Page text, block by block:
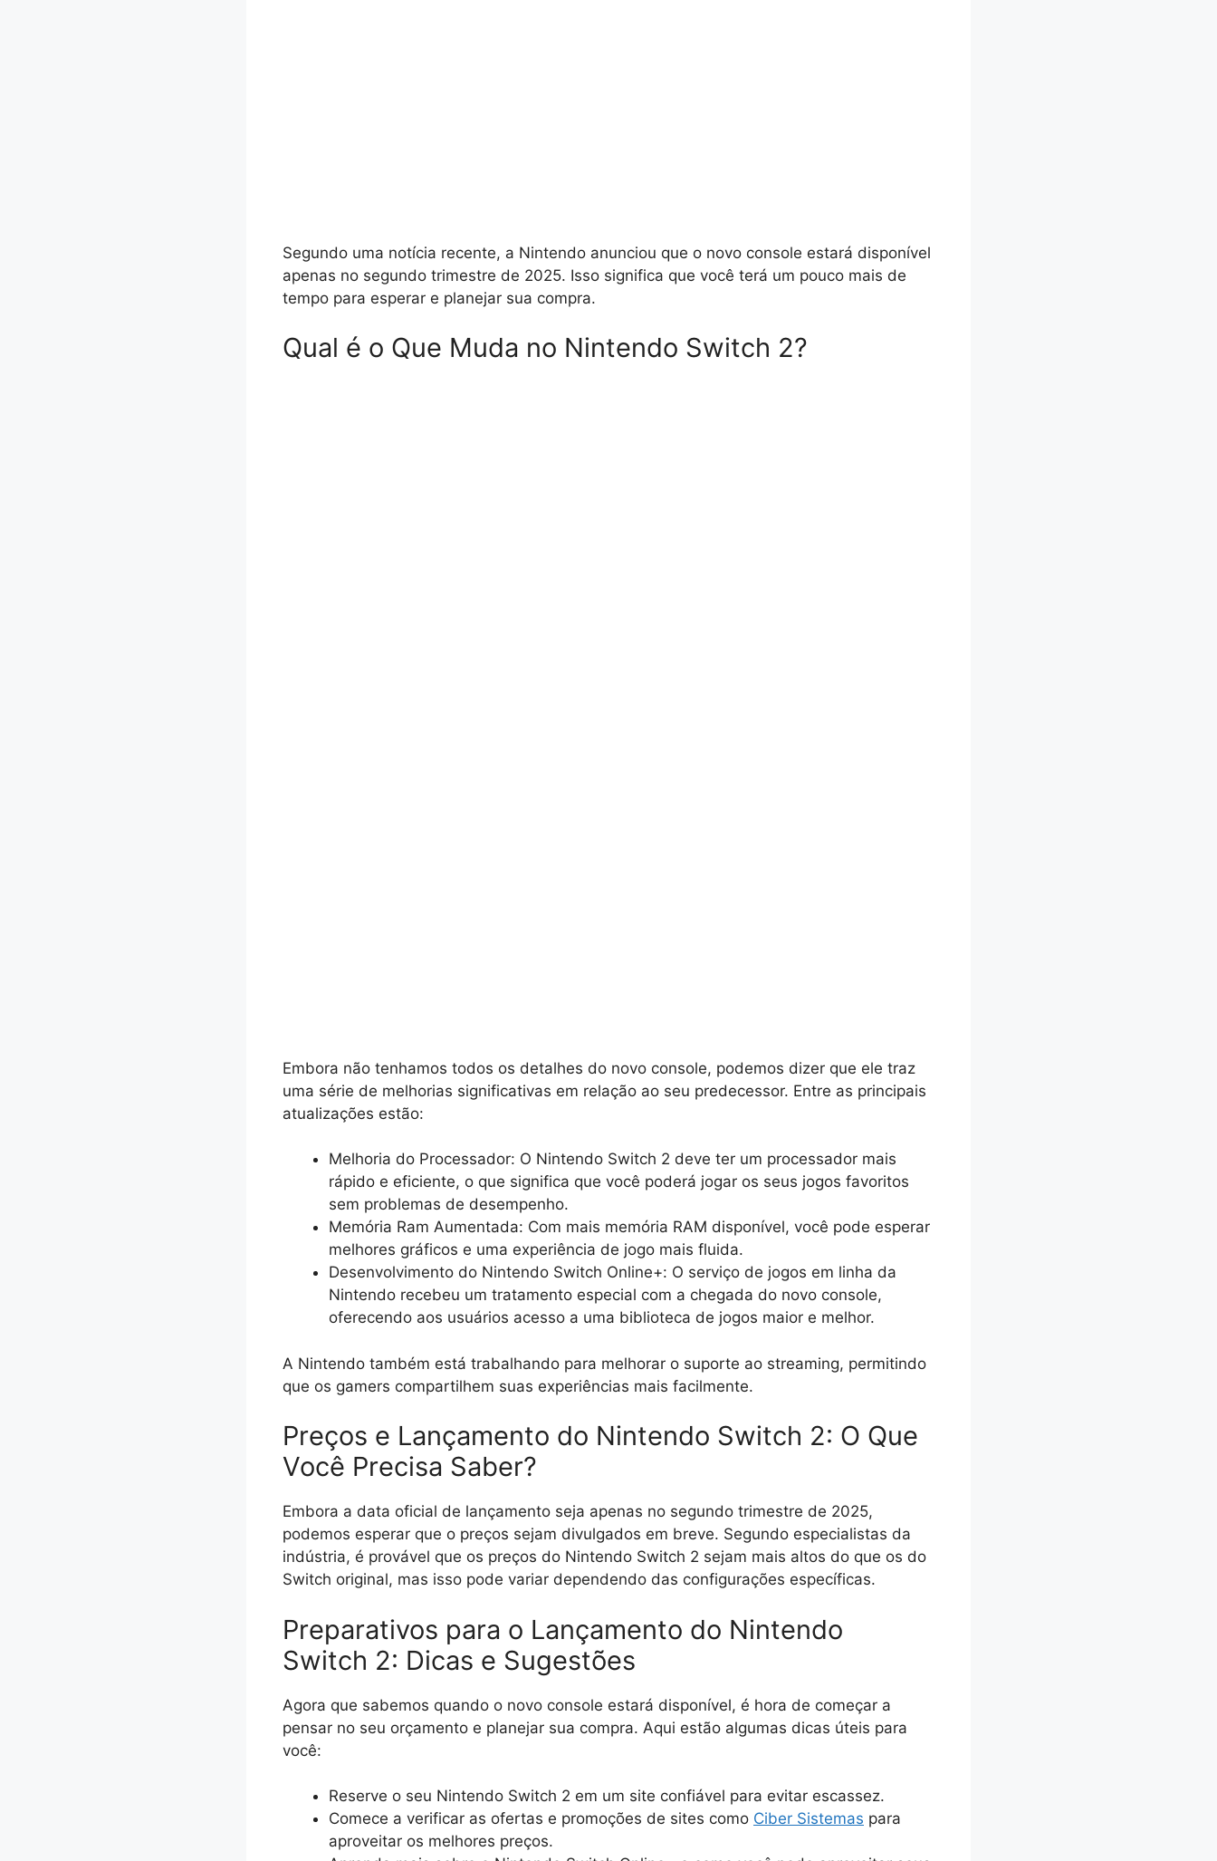
Segundo uma notícia recente, a Nintendo anunciou que o novo console estará disponível
apenas no segundo trimestre de 2025. Isso significa que você terá um pouco mais de
tempo para esperar e planejar sua compra.
Qual é o Que Muda no Nintendo Switch 2?
Embora não tenhamos todos os detalhes do novo console, podemos dizer que ele traz
uma série de melhorias significativas em relação ao seu predecessor. Entre as principais
atualizações estão:
Melhoria do Processador: O Nintendo Switch 2 deve ter um processador mais
rápido e eficiente, o que significa que você poderá jogar os seus jogos favoritos
sem problemas de desempenho.
Memória Ram Aumentada: Com mais memória RAM disponível, você pode esperar
melhores gráficos e uma experiência de jogo mais fluida.
Desenvolvimento do Nintendo Switch Online+: O serviço de jogos em linha da
Nintendo recebeu um tratamento especial com a chegada do novo console,
oferecendo aos usuários acesso a uma biblioteca de jogos maior e melhor.
A Nintendo também está trabalhando para melhorar o suporte ao streaming, permitindo
que os gamers compartilhem suas experiências mais facilmente.
Preços e Lançamento do Nintendo Switch 2: O Que
Você Precisa Saber?
Embora a data oficial de lançamento seja apenas no segundo trimestre de 2025,
podemos esperar que o preços sejam divulgados em breve. Segundo especialistas da
indústria, é provável que os preços do Nintendo Switch 2 sejam mais altos do que os do
Switch original, mas isso pode variar dependendo das configurações específicas.
Preparativos para o Lançamento do Nintendo
Switch 2: Dicas e Sugestões
Agora que sabemos quando o novo console estará disponível, é hora de começar a
pensar no seu orçamento e planejar sua compra. Aqui estão algumas dicas úteis para
você:
Reserve o seu Nintendo Switch 2 em um site confiável para evitar escassez.
Comece a verificar as ofertas e promoções de sites como Ciber Sistemas para
aproveitar os melhores preços.